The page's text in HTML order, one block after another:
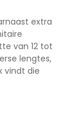
extra
van 12 tot
lengtes,
vindt die